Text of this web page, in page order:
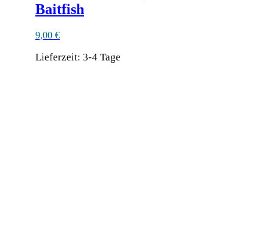
Baitfish
9,00 €
Lieferzeit: 3-4 Tage